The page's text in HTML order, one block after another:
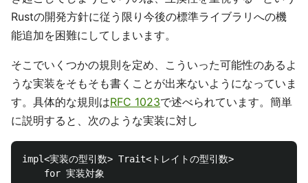
Rustの開発方針に従う限り今後の標準ライブラリへの機
能追加を困難にしてしまいます。
そこでいくつかの規則を定め、こういった可能性のあるよ
うな実装をそもそも書くことが出来ないようになっていま
す。具体的な規則はRFC 1023で述べられています。簡単
に説明すると、次のような実装に対し
impl<実装の型引数> Trait<トレイトの型引数>
    for 実装対象